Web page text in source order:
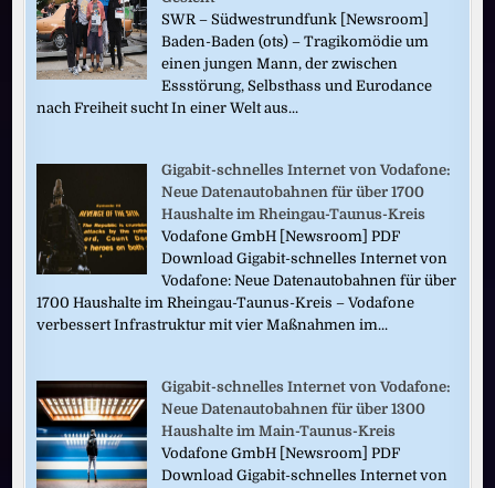
SWR – Südwestrundfunk [Newsroom]
Baden-Baden (ots) – Tragikomödie um
einen jungen Mann, der zwischen
Essstörung, Selbsthass und Eurodance
nach Freiheit sucht In einer Welt aus...
Gigabit-schnelles Internet von Vodafone:
Neue Datenautobahnen für über 1700
Haushalte im Rheingau-Taunus-Kreis
Vodafone GmbH [Newsroom] PDF
Download Gigabit-schnelles Internet von
Vodafone: Neue Datenautobahnen für über
1700 Haushalte im Rheingau-Taunus-Kreis – Vodafone
verbessert Infrastruktur mit vier Maßnahmen im...
Gigabit-schnelles Internet von Vodafone:
Neue Datenautobahnen für über 1300
Haushalte im Main-Taunus-Kreis
Vodafone GmbH [Newsroom] PDF
Download Gigabit-schnelles Internet von